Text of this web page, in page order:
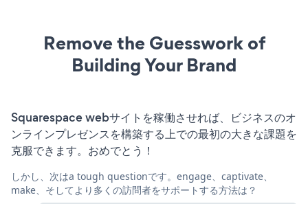
Remove the Guesswork of
Building Your Brand
Squarespace webサイトを稼働させれば、ビジネスのオ
ンラインプレゼンスを構築する上での最初の大きな課題を
克服できます。おめでとう！
しかし、次はa tough questionです。engage、captivate、
make、そしてより多くの訪問者をサポートする方法は？